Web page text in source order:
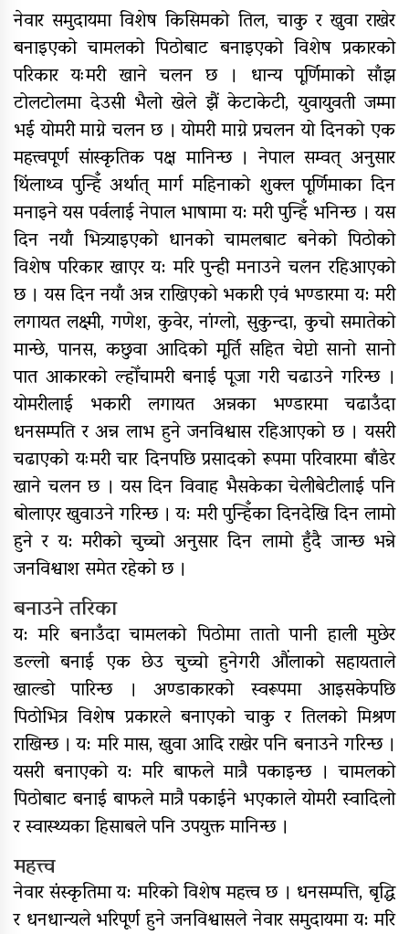
नेवार समुदायमा विशेष किसिमको तिल, चाकु र खुवा राखेर
बनाइएको चामलको पिठोबाट बनाइएको विशेष प्रकारको
परिकार यःमरी खाने चलन छ । धान्य पूर्णिमाको साँझ
टोलटोलमा देउसी भैलो खेले झैं केटाकेटी, युवायुवती जम्मा
भई योमरी माग्ने चलन छ । योमरी माग्ने प्रचलन यो दिनको एक
महत्त्वपूर्ण सांस्कृतिक पक्ष मानिन्छ । नेपाल सम्वत् अनुसार
थिंलाथ्व पुन्हिँ अर्थात् मार्ग महिनाको शुक्ल पूर्णिमाका दिन
मनाइने यस पर्वलाई नेपाल भाषामा य: मरी पुन्हिँ भनिन्छ । यस
दिन नयाँ भित्र्याइएको धानको चामलबाट बनेको पिठोको
विशेष परिकार खाएर य: मरि पुन्ही मनाउने चलन रहिआएको
छ । यस दिन नयाँ अन्न राखिएको भकारी एवं भण्डारमा य: मरी
लगायत लक्ष्मी, गणेश, कुवेर, नांग्लो, सुकुन्दा, कुचो समातेको
मान्छे, पानस, कछुवा आदिको मूर्ति सहित चेप्टो सानो सानो
पात आकारको ल्होँचामरी बनाई पूजा गरी चढाउने गरिन्छ ।
योमरीलाई भकारी लगायत अन्नका भण्डारमा चढाउँदा
धनसम्पति र अन्न लाभ हुने जनविश्वास रहिआएको छ । यसरी
चढाएको यःमरी चार दिनपछि प्रसादको रूपमा परिवारमा बाँडेर
खाने चलन छ । यस दिन विवाह भैसकेका चेलीबेटीलाई पनि
बोलाएर खुवाउने गरिन्छ । य: मरी पुन्हिँका दिनदेखि दिन लामो
हुने र य: मरीको चुच्चो अनुसार दिन लामो हुँदै जान्छ भन्ने
जनविश्वाश समेत रहेको छ ।
बनाउने तरिका
य: मरि बनाउँदा चामलको पिठोमा तातो पानी हाली मुछेर
डल्लो बनाई एक छेउ चुच्चो हुनेगरी औंलाको सहायताले
खाल्डो पारिन्छ । अण्डाकारको स्वरूपमा आइसकेपछि
पिठोभित्र विशेष प्रकारले बनाएको चाकु र तिलको मिश्रण
राखिन्छ । य: मरि मास, खुवा आदि राखेर पनि बनाउने गरिन्छ ।
यसरी बनाएको य: मरि बाफले मात्रै पकाइन्छ । चामलको
पिठोबाट बनाई बाफले मात्रै पकाईने भएकाले योमरी स्वादिलो
र स्वास्थ्यका हिसाबले पनि उपयुक्त मानिन्छ ।
महत्त्व
नेवार संस्कृतिमा य: मरिको विशेष महत्त्व छ । धनसम्पत्ति, बृद्धि
र धनधान्यले भरिपूर्ण हुने जनविश्वासले नेवार समुदायमा य: मरि